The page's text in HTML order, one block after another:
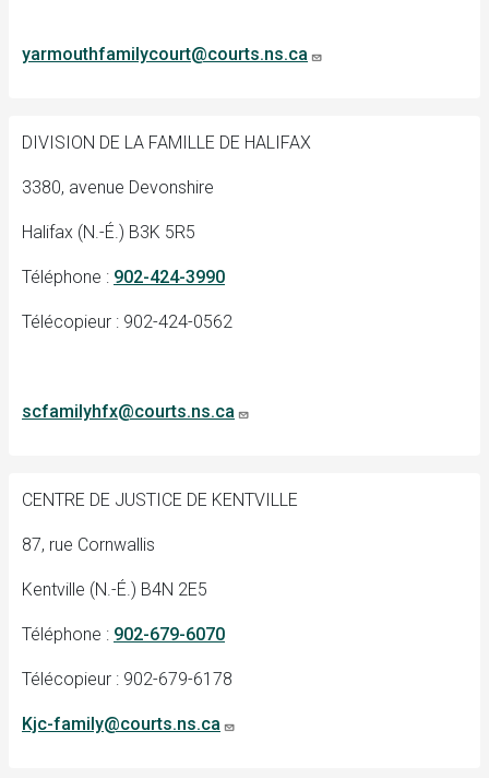
yarmouthfamilycourt@courts.ns.ca
DIVISION DE LA FAMILLE DE HALIFAX
3380, avenue Devonshire
Halifax (N.-É.) B3K 5R5
Téléphone : 902-424-3990
Télécopieur : 902-424-0562
scfamilyhfx@courts.ns.ca
CENTRE DE JUSTICE DE KENTVILLE
87, rue Cornwallis
Kentville (N.-É.) B4N 2E5
Téléphone : 902-679-6070
Télécopieur : 902-679-6178
Kjc-family@courts.ns.ca